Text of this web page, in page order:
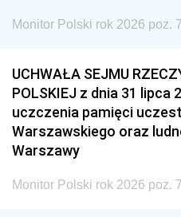
Monitor Polski rok 2026 poz.
UCHWAŁA SEJMU
POLSKIEJ z dnia 31 lipca
uczczenia pamięci
Warszawskiego oraz
Warszawy
Monitor Polski rok 2026 poz.